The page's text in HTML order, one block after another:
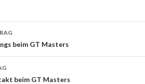
beim GT Masters
beim GT Masters